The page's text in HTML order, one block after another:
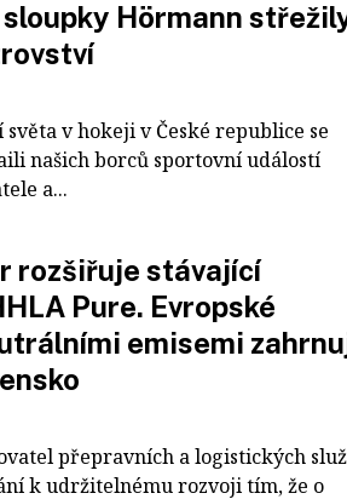
Hörmann
v hokeji v České republice se
našich borců sportovní událostí
a...
rozšiřuje stávající
Pure. Evropské
emisemi
přepravních a logistických
k udržitelnému rozvoji tím, že o